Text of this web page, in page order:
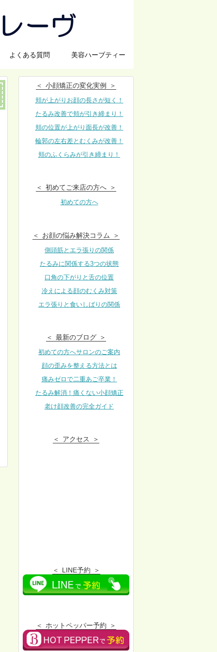
よくある質問 美容ハーブティー
小顔矯正の変化実例
頬が上がりお顔の長さが短く！
たるみ改善で頬が引き締まり！
頬の位置が上がり面長が改善！
輪郭の左右差とむくみが改善！
頬のふくらみが引き締まり！
初めてご来店の方へ
初めての方へ
お顔の悩み解決コラム
側頭筋とエラ張りの関係
たるみに関係する3つの状態
口角の下がりと舌の位置
冷えによる顔のむくみ対策
エラ張りと食いしばりの関係
最新のブログ
初めての方へサロンのご案内
顔の歪みを整える方法とは
痛みゼロで二重あご卒業！
たるみ解消！痛くない小顔矯正
老け顔改善の完全ガイド
アクセス
LINE予約
ホットペッパー予約